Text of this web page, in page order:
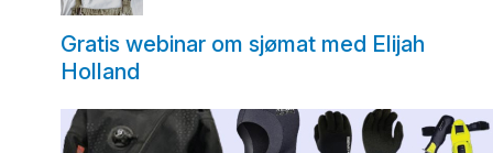
Gratis webinar om sjømat med Elijah
Holland